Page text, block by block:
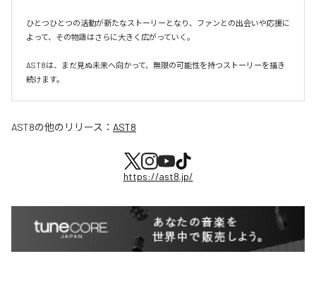
ひとつひとつの活動が新たなストーリーとなり、ファンとの出会いや応援に
よって、その物語はさらに大きく広がっていく。
AST8は、まだ見ぬ未来へ向かって、無限の可能性を持つストーリーを描き
続けます。
AST8の他のリリース： AST8
https://ast8.jp/